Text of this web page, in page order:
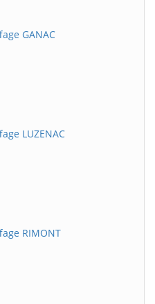
GANAC
LUZENAC
RIMONT